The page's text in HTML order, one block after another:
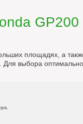
GP200
площадях, а
выбора